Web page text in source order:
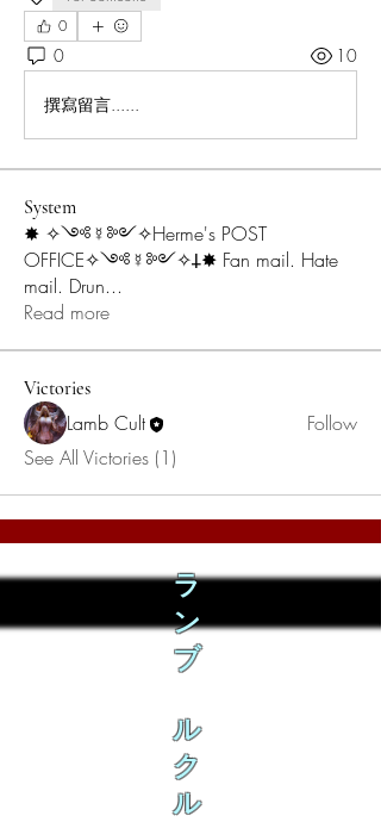
0
0 10
撰寫留言......
System
✸ ✧༺☿༻✧Herme's POST
OFFICE✧༺☿༻✧𐕣✸ Fan mail. Hate
mail. Drun...
Read more
Victories
Lamb Cult
Follow
See All Victories (1)
ラ
ン
ブ
ル
ク
ル